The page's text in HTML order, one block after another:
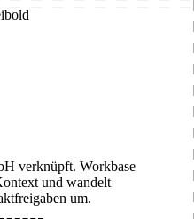
verknüpft. Workbase
und wandelt
um.